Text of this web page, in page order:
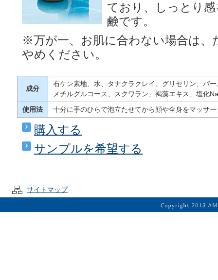
ており、しっとり
鹸です。
※万が一、お肌に合わない場合は、
やめください。
成分
石ケン素地、水、タナクラクレイ、グリセリン、パ
メチルグルコース、スクワラン、褐藻エキス、塩化
使用法
十分に手のひらで泡立たせてから顔や全身をマッサ
購入する
サンプルを希望する
サイトマップ